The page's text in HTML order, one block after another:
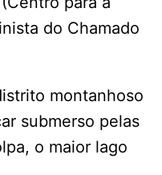
do Chamado
montanhoso
submerso pelas
o maior lago